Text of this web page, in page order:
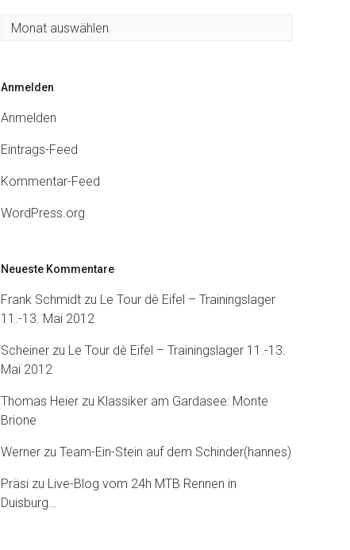
Archiv
Anmelden
Anmelden
Eintrags-Feed
Kommentar-Feed
WordPress.org
Neueste Kommentare
Frank Schmidt zu Le Tour dè Eifel – Trainingslager
11.-13. Mai 2012
Scheiner zu Le Tour dè Eifel – Trainingslager 11.-13.
Mai 2012
Thomas Heier zu Klassiker am Gardasee: Monte
Brione
Werner zuTeam-Ein-Stein auf dem Schinder(hannes)
Präsi zu Live-Blog vom 24h MTB Rennen in
Duisburg…